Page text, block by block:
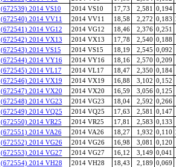
(672539) 2014 VS10
2014 VS10 17,73 2,581 0,194
(672540) 2014 VV11
2014 VV11 18,58 2,272 0,183
(672541) 2014 VG12
2014 VG12 18,46 2,376 0,251
(672542) 2014 VX13
2014 VX13 17,78 2,540 0,188
(672543) 2014 VS15
2014 VS15 18,19 2,545 0,092
(672544) 2014 VY16
2014 VY16 18,16 2,570 0,209
(672545) 2014 VL17
2014 VL17 18,47 2,350 0,184
(672546) 2014 VX19
2014 VX19 16,88 3,102 0,152
(672547) 2014 VX20
2014 VX20 16,59 3,056 0,125
(672548) 2014 VG23
2014 VG23 18,04 2,592 0,266
(672549) 2014 VQ25
2014 VQ25 17,63 2,581 0,147
(672550) 2014 VR25
2014 VR25 17,81 2,583 0,133
(672551) 2014 VA26
2014 VA26 18,27 1,932 0,110
(672552) 2014 VG26
2014 VG26 16,98 3,081 0,120
(672553) 2014 VG27
2014 VG27 16,12 3,149 0,041
(672554) 2014 VH28
2014 VH28 18,43 2,189 0,069